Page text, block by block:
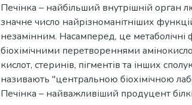
Печінка – найбільший внутрішній орган
значне число найрізноманітніших
незамінним. Насамперед, це метаболічні
біохімічними перетвореннями
кислот, стеринів, пігментів та інших
називають "центральною біохімічною
Печінка – найважливіший продуцент